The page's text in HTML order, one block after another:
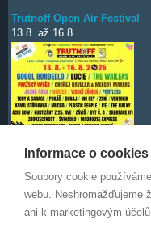
Trutnoff Open Air Festival
13.8. až 16.8.
Deep Purple
7.10.
Informace o
Soubory cookie
webu. Neshromažďujeme
ani k marketingovým